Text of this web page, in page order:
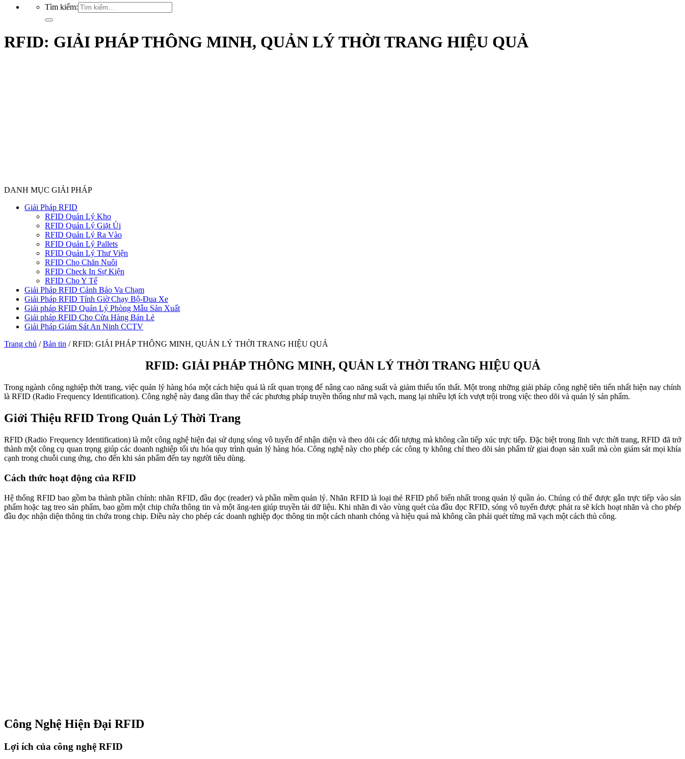
Tìm kiếm:
RFID: GIẢI PHÁP THÔNG MINH, QUẢN LÝ THỜI TRANG HIỆU QUẢ
DANH MỤC GIẢI PHÁP
Giải Pháp RFID
RFID Quản Lý Kho
RFID Quản Lý Giặt Ủi
RFID Quản Lý Ra Vào
RFID Quản Lý Pallets
RFID Quản Lý Thư Viện
RFID Cho Chăn Nuôi
RFID Check In Sự Kiện
RFID Cho Y Tế
Giải Pháp RFID Cảnh Báo Va Chạm
Giải Pháp RFID Tính Giờ Chạy Bộ-Đua Xe
Giải pháp RFID Quản Lý Phòng Mẫu Sản Xuất
Giải pháp RFID Cho Cửa Hàng Bán Lẻ
Giải Pháp Giám Sát An Ninh CCTV
Trang chủ / Bản tin /RFID: GIẢI PHÁP THÔNG MINH, QUẢN LÝ THỜI TRANG HIỆU QUẢ
RFID: GIẢI PHÁP THÔNG MINH, QUẢN LÝ THỜI TRANG HIỆU QUẢ
Trong ngành công nghiệp thời trang, việc quản lý hàng hóa một cách hiệu quả là rất quan trọng để nâng cao năng suất và giảm thiểu tổn thất. Một trong những giải pháp công nghệ tiên tiến nhất hiện nay chính
là RFID (Radio Frequency Identification). Công nghệ này đang dần thay thế các phương pháp truyền thống như mã vạch, mang lại nhiều lợi ích vượt trội trong việc theo dõi và quản lý sản phẩm.
Giới Thiệu RFID Trong Quản Lý Thời Trang
RFID (Radio Frequency Identification) là một công nghệ hiện đại sử dụng sóng vô tuyến để nhận diện và theo dõi các đối tượng mà không cần tiếp xúc trực tiếp. Đặc biệt trong lĩnh vực thời trang, RFID đã trở
thành một công cụ quan trọng giúp các doanh nghiệp tối ưu hóa quy trình quản lý hàng hóa. Công nghệ này cho phép các công ty không chỉ theo dõi sản phẩm từ giai đoạn sản xuất mà còn giám sát mọi khía
cạnh trong chuỗi cung ứng, cho đến khi sản phẩm đến tay người tiêu dùng.
Cách thức hoạt động của RFID
Hệ thống RFID bao gồm ba thành phần chính: nhãn RFID, đầu đọc (reader) và phần mềm quản lý. Nhãn RFID là loại thẻ RFID phổ biến nhất trong quản lý quần áo. Chúng có thể được gắn trực tiếp vào sản
phẩm hoặc tag treo sản phẩm, bao gồm một chip chứa thông tin và một ăng-ten giúp truyền tải dữ liệu. Khi nhãn đi vào vùng quét của đầu đọc RFID, sóng vô tuyến được phát ra sẽ kích hoạt nhãn và cho phép
đầu đọc nhận diện thông tin chứa trong chip. Điều này cho phép các doanh nghiệp đọc thông tin một cách nhanh chóng và hiệu quả mà không cần phải quét từng mã vạch một cách thủ công.
Giảm thiểu sai sót:Việc sử dụng RFID giúp giảm thiểu sai sót do con người. Thao tác tự động hóa trong việc quản lý hàng hóa và dữ liệu giúp doanh nghiệp duy trì sự chính xác cao trong quản lý thông tin.